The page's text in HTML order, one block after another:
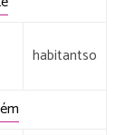
habitantso